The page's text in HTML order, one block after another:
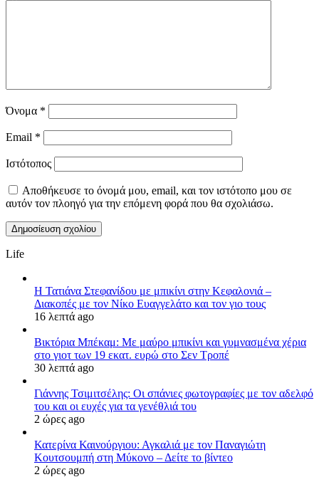
Όνομα *
Email *
Ιστότοπος
Αποθήκευσε το όνομά μου, email, και τον ιστότοπο μου σε
αυτόν τον πλοηγό για την επόμενη φορά που θα σχολιάσω.
Life
Η Τατιάνα Στεφανίδου με μπικίνι στην Κεφαλονιά –
Διακοπές με τον Νίκο Ευαγγελάτο και τον γιο τους
16 λεπτά ago
Βικτόρια Μπέκαμ: Με μαύρο μπικίνι και γυμνασμένα χέρια
στο γιοτ των 19 εκατ. ευρώ στο Σεν Τροπέ
30 λεπτά ago
Γιάννης Τσιμιτσέλης: Οι σπάνιες φωτογραφίες με τον αδελφό
του και οι ευχές για τα γενέθλιά του
2 ώρες ago
Κατερίνα Καινούργιου: Αγκαλιά με τον Παναγιώτη
Κουτσουμπή στη Μύκονο – Δείτε το βίντεο
2 ώρες ago